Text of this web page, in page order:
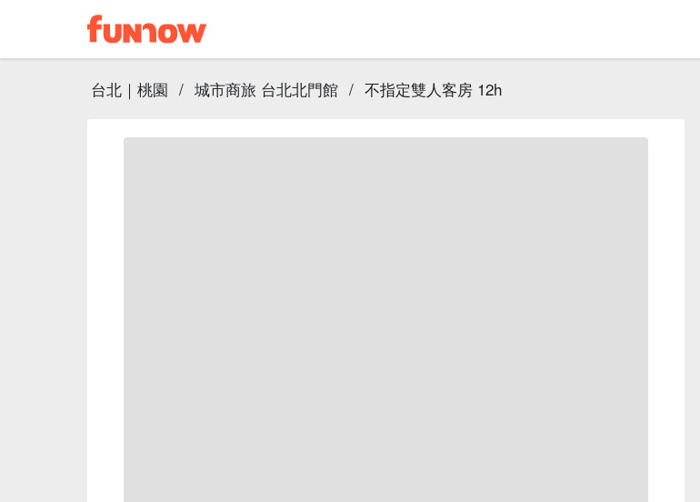
台北｜桃園 / 城市商旅 台北北門館 / 不指定雙人客房 12h